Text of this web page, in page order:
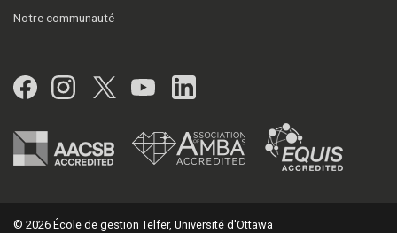
Notre communauté
Facebook
Instagram
Twitter
YouTubeLinkedIn
© 2026 École de gestion Telfer, Université d'Ottawa